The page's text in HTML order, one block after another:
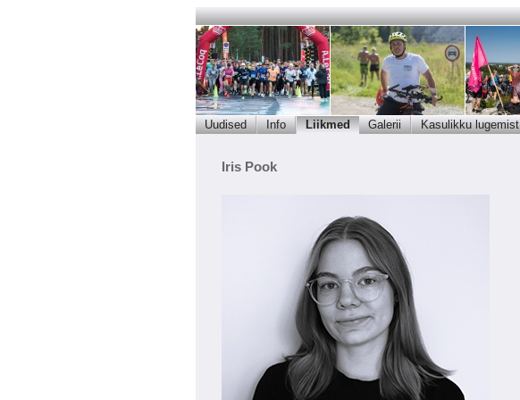
Uudised Info Liikmed Galerii Kasulikku lugemist
Iris Pook